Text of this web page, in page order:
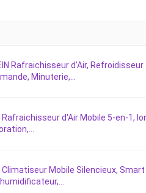
Rafraichisseur d’Air, Refroidisseur
Minuterie,...
Rafraichisseur d'Air Mobile 5-en-1,
Climatiseur Mobile Silencieux,